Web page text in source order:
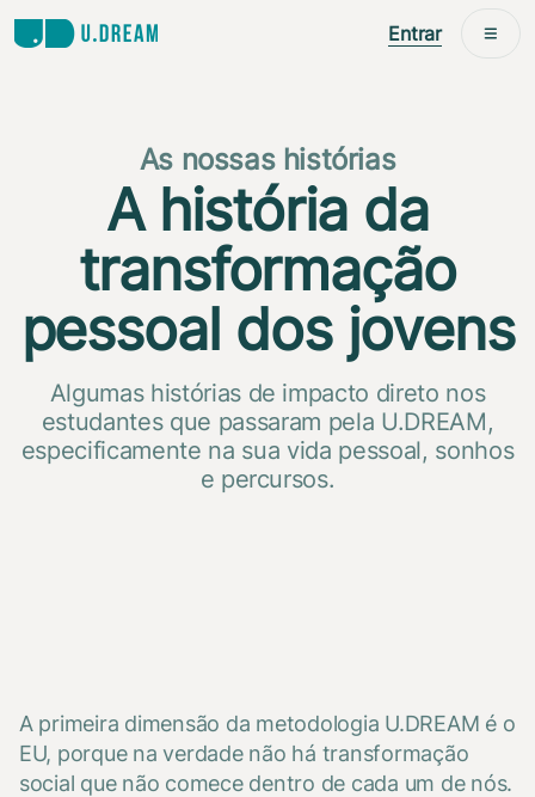
Entrar
As nossas histórias
A história da
transformação
pessoal dos jovens
Algumas histórias de impacto direto nos
estudantes que passaram pela U.DREAM,
especificamente na sua vida pessoal, sonhos
e percursos.
A primeira dimensão da metodologia U.DREAM é o
EU, porque na verdade não há transformação
social que não comece dentro de cada um de nós.